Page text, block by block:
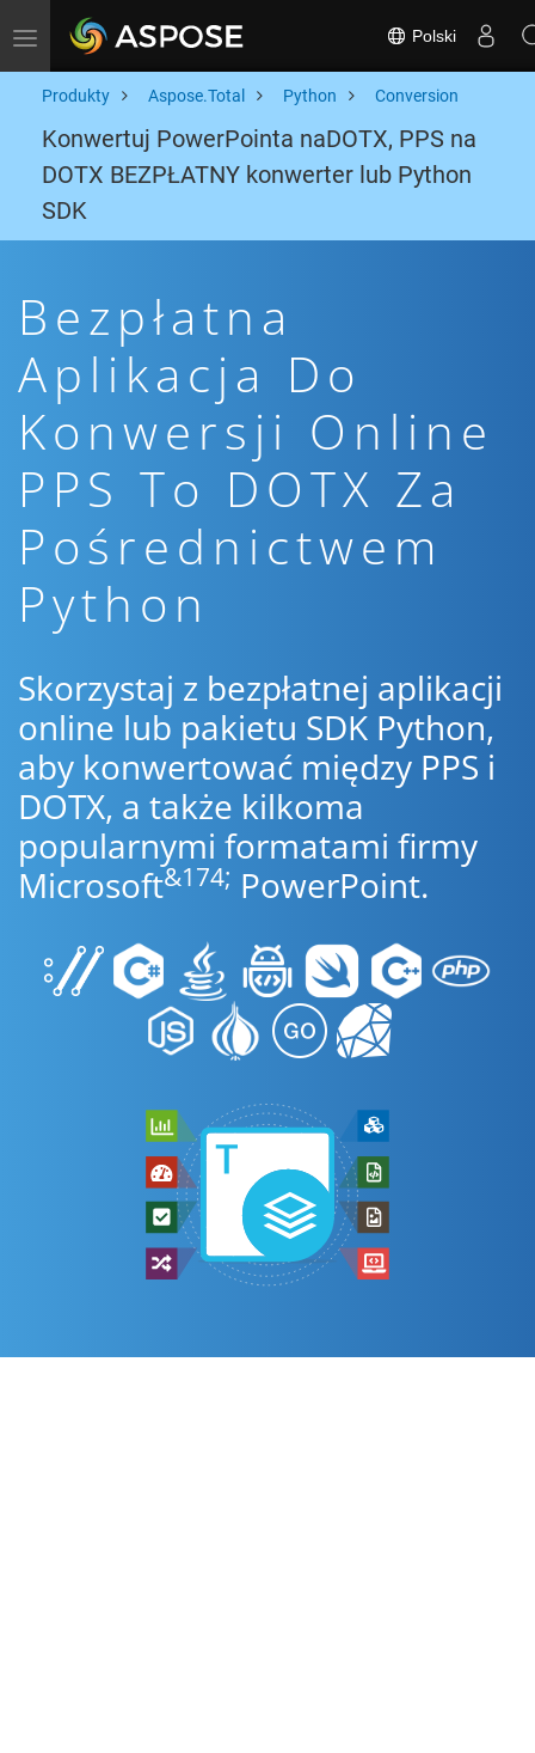
Toggle navigation Polski
Produkty Aspose.Total Python Conversion
Konwertuj PowerPointa naDOTX, PPS na
DOTX BEZPŁATNY konwerter lub Python
SDK
Bezpłatna
Aplikacja Do
Konwersji Online
PPS To DOTX Za
Pośrednictwem
Python
Skorzystaj z bezpłatnej aplikacji
online lub pakietu SDK Python,
aby konwertować między PPS i
DOTX, a także kilkoma
popularnymi formatami firmy
Microsoft&174; PowerPoint.